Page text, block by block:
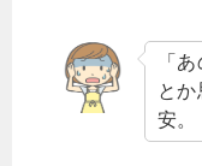
「
と
安。